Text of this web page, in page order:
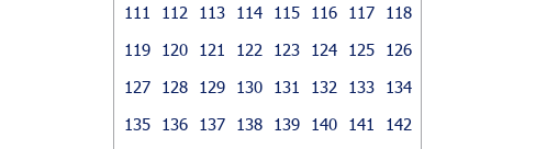
111
112 113 114 115 116 117
118
119
120 121 122 123 124 125
126
127
128 129 130 131 132 133
134
135
136 137 138 139 140 141
142